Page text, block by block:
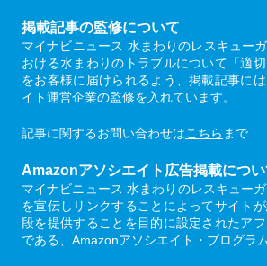
掲載記事の監修について
マイナビニュース 水まわりのレスキュー
おける水まわりのトラブルについて「適切
をお客様に届けられるよう、掲載記事に
イト運営企業の監修を入れています。
記事に関するお問い合わせはこちら まで
Amazonアソシエイト広告掲載につい
マイナビニュース 水まわりのレスキュー
を宣伝しリンクすることによってサイト
段を提供することを目的に設定されたア
である、Amazonアソシエイト・プログラ